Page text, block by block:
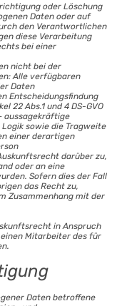
oder Löschung
Daten oder auf
den Verantwortlichen
diese Verarbeitung
bei einer
nicht bei der
Alle verfügbaren
Daten
Entscheidungsfindung
22 Abs.1 und 4 DS-GVO
aussagekräftige
sowie die Tragweite
einer derartigen
darüber zu,
oder an eine
Sofern dies der Fall
das Recht zu,
Zusammenhang mit der
in Anspruch
Mitarbeiter des für
Daten betroffene